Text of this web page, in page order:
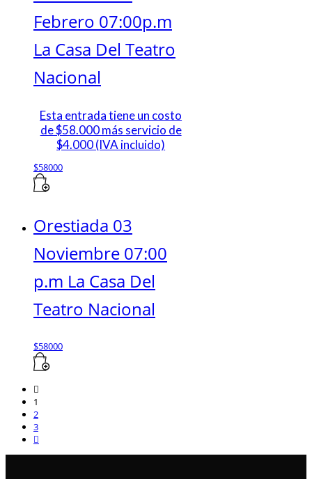
Febrero 07:00p.m
La Casa Del Teatro
Nacional
Esta entrada tiene un costo
de $58.000 más servicio de
$4.000 (IVA incluido)
$58000
Orestiada 03
Noviembre 07:00
p.m La Casa Del
Teatro Nacional
$58000
1
2
3